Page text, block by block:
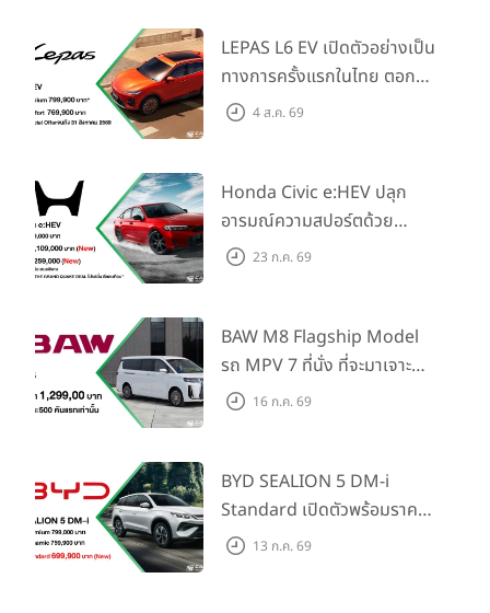
LEPAS L6 EV เปิดตัวอย่างเป็น
ทางการครั้งแรกในไทย ตอกย้ำ
วิสัยทัศน์ “Drive Your
4 ส.ค. 69
Honda Civic e:HEV ปลุก
อารมณ์ความสปอร์ตด้วย
Honda S+ Shift ครั้งแรกใน
Traffic Monitor เพียงจอง
ภายใน 31 ก.ค. 2569 รับบัตร
น้ำมันมูลค่า 10,000 บาท
23 ก.ค. 69
BAW M8 Flagship Model
รถ MPV 7 ที่นั่ง ที่จะมาเจาะ
ตลาดครอบครัวและองค์กรยุค
แรก)
16 ก.ค. 69
BYD SEALION 5 DM-i
Standard เปิดตัวพร้อมราคา
คาดการณ์ 699,900 บาท รุ่น
13 ก.ค. 69